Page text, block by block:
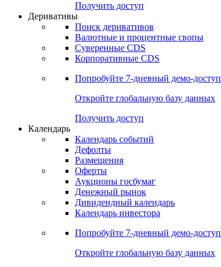
Получить доступ
Деривативы
Поиск деривативов
Валютные и процентные свопы
Суверенные CDS
Корпоративные CDS
Попробуйте 7-дневный демо-доступ
Откройте глобальную базу данных
Получить доступ
Календарь
Календарь событий
Дефолты
Размещения
Оферты
Аукционы госбумаг
Денежный рынок
Дивидендный календарь
Календарь инвестора
Попробуйте 7-дневный демо-доступ
Откройте глобальную базу данных